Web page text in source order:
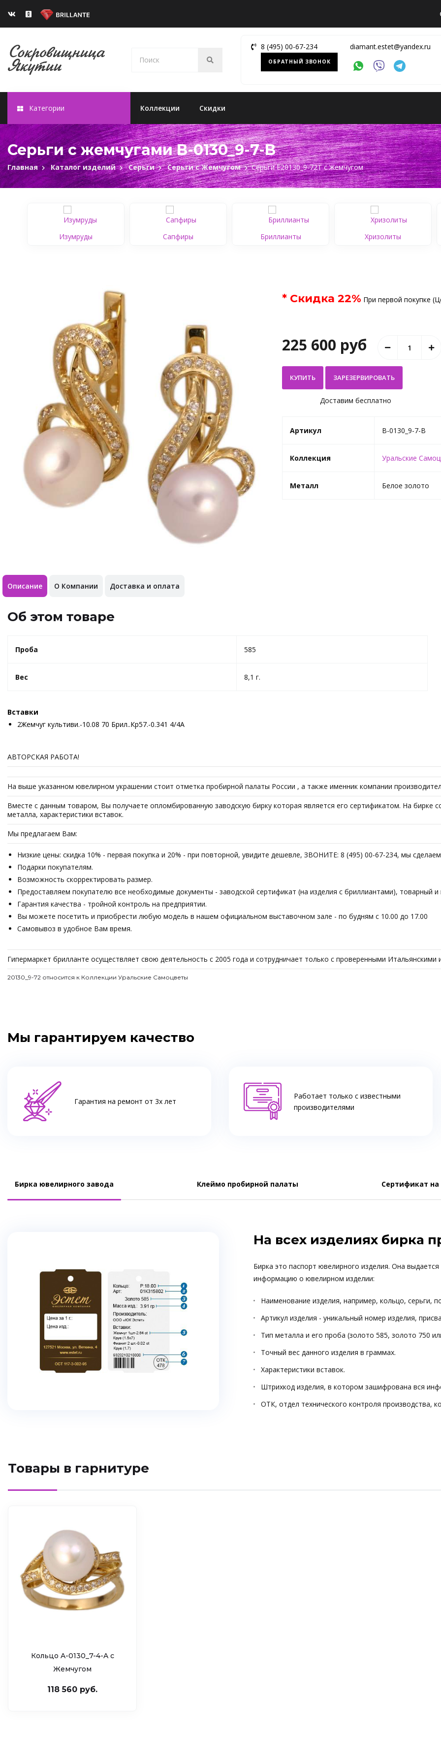
8 (495) 00-67-234
ОБРАТНЫЙ ЗВОНОК
diamant.estet@yandex.ru
Категории Коллекции Скидки
Серьги с жемчугами B-0130_9-7-B
Главная Каталог изделий Серьги Серьги с Жемчугом Серьги Е20130_9-72Т c Жемчугом
Изумруды Сапфиры Бриллианты Хризолиты
* Скидка 22% При первой покупке
225 600 руб
КУПИТЬ
Доставим бесплатно
Артикул B-0130_9-7-B
Коллекция Уральские
Металл Белое золото
Описание О Компании Доставка и оплата
Об этом товаре
Проба 585
Вес 8,1 г.
Вставки
2Жемчуг культиви.-10.08 70 Брил..Кр57.-0.341 4/4А
АВТОРСКАЯ РАБОТА!
На выше указанном ювелирном украшении стоит отметка пробирной палаты России , а также именник компании
Вместе с данным товаром, Вы получаете опломбированную заводскую бирку которая является его сертификатом. На бирке
металла, характеристики вставок.
Мы предлагаем Вам:
Низкие цены: скидка 10% - первая покупка и 20% - при повторной, увидите дешевле, ЗВОНИТЕ: 8 (495) 00-67-234, мы
Подарки покупателям.
Возможность скорректировать размер.
Предоставляем покупателю все необходимые документы - заводской сертификат (на изделия с бриллиантами), товарный и
Гарантия качества - тройной контроль на предприятии.
Вы можете посетить и приобрести любую модель в нашем официальном выставочном зале - по будням с 10.00 до 17.00
Самовывоз в удобное Вам время.
Гипермаркет брилланте осуществляет свою деятельность с 2005 года и сотрудничает только с проверенными Итальянскими
20130_9-72 относится к Коллекции Уральские Самоцветы
Мы гарантируем качество
Гарантия на ремонт от 3х лет
Работает только с известными
производителями
Бирка ювелирного завода Клеймо пробирной палаты Сертификат
На всех изделиях бирка
Бирка это паспорт ювелирного изделия. Она
информацию о ювелирном изделии:
Наименование изделия, например, кольцо, серьги,
Артикул изделия - уникальный номер изделия,
Тип металла и его проба (золото 585, золото 750
Точный вес данного изделия в граммах.
Характеристики вставок.
Штрихкод изделия, в котором зашифрована вся
ОТК, отдел технического контроля производства,
Товары в гарнитуре
Кольцо A-0130_7-4-A c
Жемчугом
118 560 руб.